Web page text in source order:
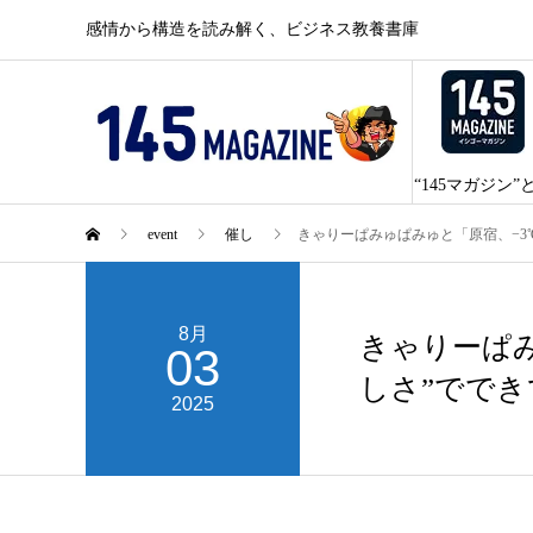
感情から構造を読み解く、ビジネス教養書庫
“145マガジン”
event 催し きゃりーぱみゅぱみゅと「原宿、
8月
03
2025
きゃりーぱ
しさ”でで